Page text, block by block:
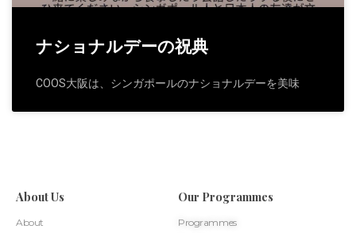
ナショナルデーの祝典
COOS大阪は、シンガポールのナショナルデーを美味
About Us
About
Our Programmes
Programmes